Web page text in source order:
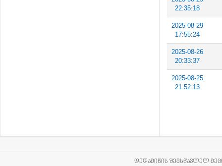
22:35:18
2025-08-29
17:55:24
2025-08-26
20:33:37
2025-08-25
21:52:13
ᲓᲔᲓᲐᲛᲘᲬᲘᲡ ᲨᲔᲛᲡᲬᲐᲕᲚᲔᲚ